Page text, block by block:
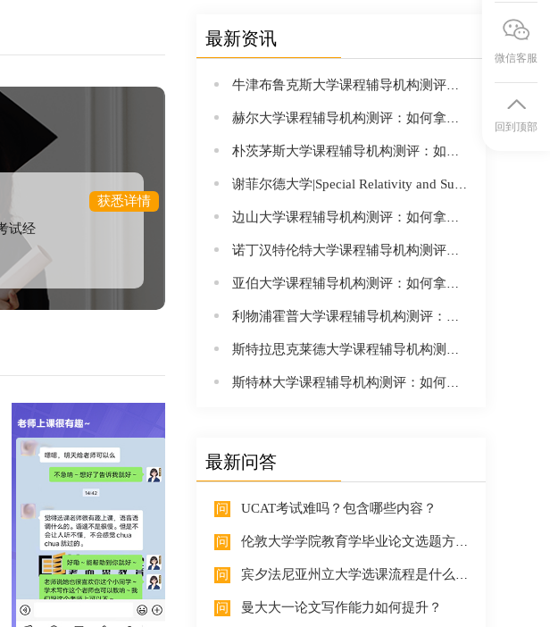
顷)，可供教学实
小时可到达伦
试经
获悉详情
最新资讯
牛津布鲁克斯大学课程辅导机构测评：如何拿下“小牛津”的高强度学业？
赫尔大学课程辅导机构测评：如何拿下“低调实力派”的高强度学业？
朴茨茅斯大学课程辅导机构测评：如何拿下“海滨名校”的高强度学业？
谢菲尔德大学|Special Relativity and Subatomic Physics|PHY21004课程辅导
边山大学课程辅导机构测评：如何拿下“全英满意度领先名校”的高强度学业？
诺丁汉特伦特大学课程辅导机构测评：如何拿下“全英就业率第一”的高强度学业？
亚伯大学课程辅导机构测评：如何拿下“查尔斯王子母校”的高强度学业？
利物浦霍普大学课程辅导机构测评：如何拿下“全英学生满意度前列”的高强度学业？
斯特拉思克莱德大学课程辅导机构测评：如何拿下“苏格兰商科第一”的高强度学业？
斯特林大学课程辅导机构测评：如何拿下“苏格兰最美校园”的高强度学业？
最新问答
UCAT考试难吗？包含哪些内容？
伦敦大学学院教育学毕业论文选题方向有推荐吗？
宾夕法尼亚州立大学选课流程是什么？26Fall新生如何选课？
曼大大一论文写作能力如何提升？
微信客服
回到顶部